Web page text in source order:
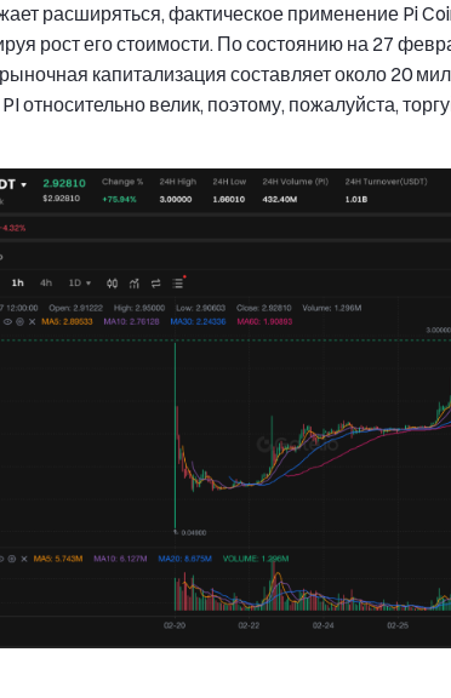
расширяться, фактическое применение Pi
рост его стоимости. По состоянию на 27
рыночная капитализация составляет около 20
относительно велик, поэтому, пожалуйста,